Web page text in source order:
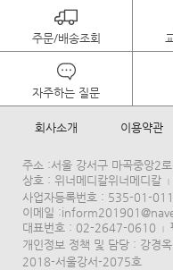
주문/배송조회
자주하는 질문
회사소개 이용약관
주소 :서울 강서구 마곡중앙2
상호 : 위너메디칼위너메디칼
사업자등록번호 : 535-01-
이메일
대표번호 : 02-2647-0610
개인정보 정책 및 담당 : 강경
2018-서울강서-2075호